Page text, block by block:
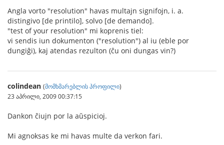
Angla vorto "resolution" havas multajn signifojn, i. a.
distingivo [de printilo], solvo [de demando].
"test of your resolution" mi koprenis tiel:
vi sendis iun dokumenton ("resolution") al iu (eble por
dungiĝi), kaj atendas rezulton (ĉu oni dungas vin?)
colindean (მომხმარებლის პროფილი)
23 აპრილი, 2009 00:37:15
Dankon ĉiujn por la aŭspicioj.
Mi agnoksas ke mi havas multe da verkon fari.